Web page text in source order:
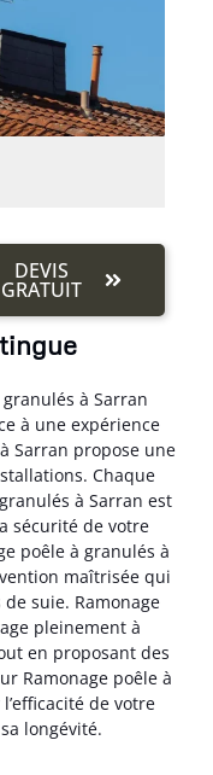
DEVIS
GRATUIT
à Sarran
à une expérience
Sarran propose une
Chaque
à Sarran est
sécurité de votre
poêle à granulés à
maîtrisée qui
suie. Ramonage
pleinement à
en proposant des
Ramonage poêle à
de votre
longévité.